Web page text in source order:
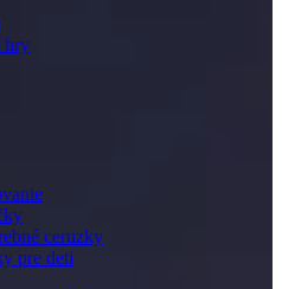
hry
ceruzky
pre deti